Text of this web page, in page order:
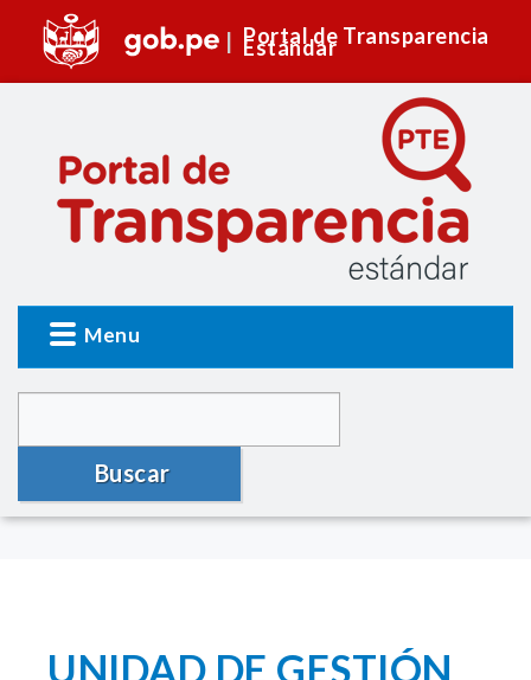
Portal de Transparencia
Estándar
Menu
Buscar
UNIDAD DE GESTIÓN